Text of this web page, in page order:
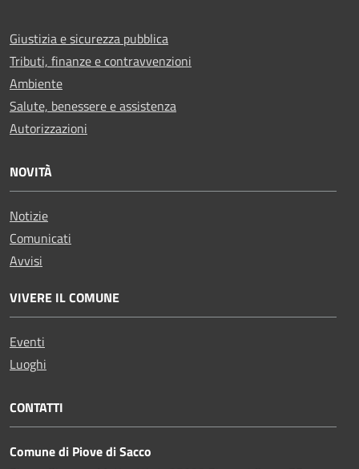
Giustizia e sicurezza pubblica
Tributi, finanze e contravvenzioni
Ambiente
Salute, benessere e assistenza
Autorizzazioni
NOVITÀ
Notizie
Comunicati
Avvisi
VIVERE IL COMUNE
Eventi
Luoghi
CONTATTI
Comune di Piove di Sacco